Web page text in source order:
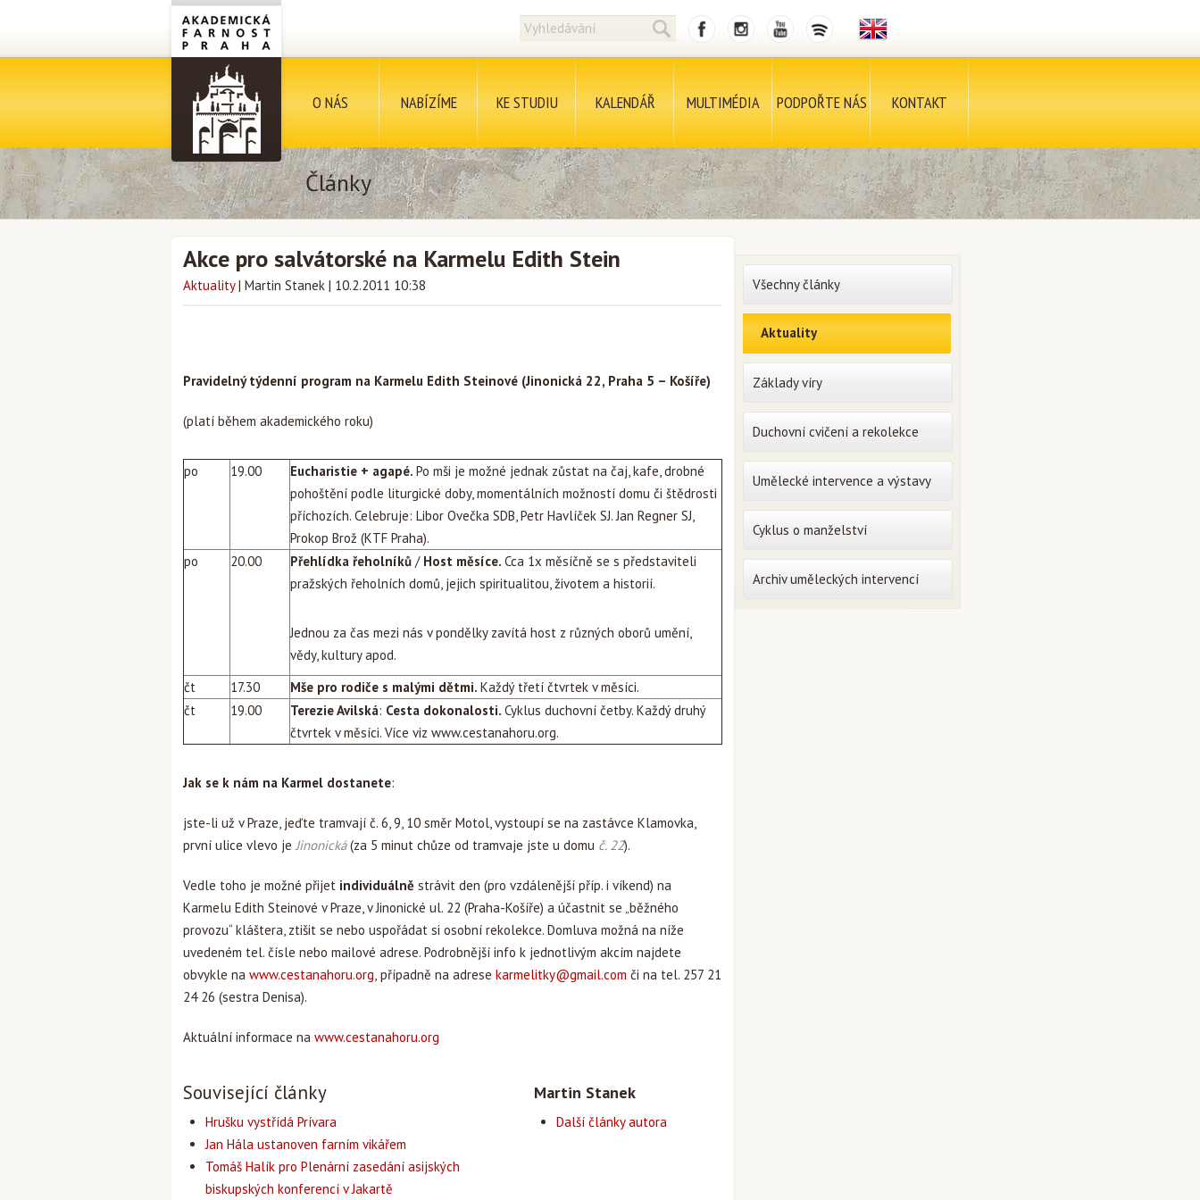
O NÁS NABÍZÍME KE STUDIU KALENDÁŘ MULTIMÉDIA PODPOŘTE NÁS KONTAKT
Články
Akce pro salvátorské na Karmelu Edith Stein
Aktuality | Martin Stanek | 10.2.2011 10:38
Pravidelný týdenní program na Karmelu Edith Steinové (Jinonická 22, Praha 5 – Košíře)
(platí během akademického roku)
po 19.00 Eucharistie + agapé. Po mši je možné jednak zůstat na čaj, kafe, drobné
pohoštění podle liturgické doby, momentálních možností domu či štědrosti
příchozích. Celebruje: Libor Ovečka SDB, Petr Havlíček SJ. Jan Regner SJ,
Prokop Brož (KTF Praha).
po
20.00 Přehlídka řeholníků / Host měsíce. Cca 1x měsíčně se s představiteli
pražských řeholních domů, jejich spiritualitou, životem a historií.
Jednou za čas mezi nás v pondělky zavítá host z různých oborů umění,
vědy, kultury apod.
čt
17.30 Mše pro rodiče s malými dětmi. Každý třetí čtvrtek v měsíci.
čt
19.00 Terezie Avilská: Cesta dokonalosti. Cyklus duchovní četby. Každý druhý
čtvrtek v měsíci. Více viz www.cestanahoru.org.
Jak se k nám na Karmel dostanete:
jste-li už v Praze, jeďte tramvají č. 6, 9, 10 směr Motol, vystoupí se na zastávce Klamovka,
první ulice vlevo jeJinonická(za 5 minut chůze od tramvaje jste u domu č. 22).
Vedle toho je možné přijet individuálně strávit den (pro vzdálenější příp. i víkend) na
Karmelu Edith Steinové v Praze, v Jinonické ul. 22 (Praha-Košíře) a účastnit se „běžného
provozu“ kláštera, ztišit se nebo uspořádat si osobní rekolekce. Domluva možná na níže
uvedeném tel. čísle nebo mailové adrese. Podrobnější info k jednotlivým akcím najdete
obvykle na www.cestanahoru.org, případně na adrese karmelitky@gmail.com či na tel. 257 21
24 26 (sestra Denisa).
Aktuální informace na www.cestanahoru.org
Související články
Hrušku vystřídá Prívara
Jan Hála ustanoven farním vikářem
Tomáš Halík pro Plenární zasedání asijských
biskupských konferencí v Jakartě
Martin Stanek
Další články autora
Všechny články
Aktuality
Základy víry
Duchovní cvičení a rekolekce
Umělecké intervence a výstavy
Cyklus o manželství
Archiv uměleckých intervencí